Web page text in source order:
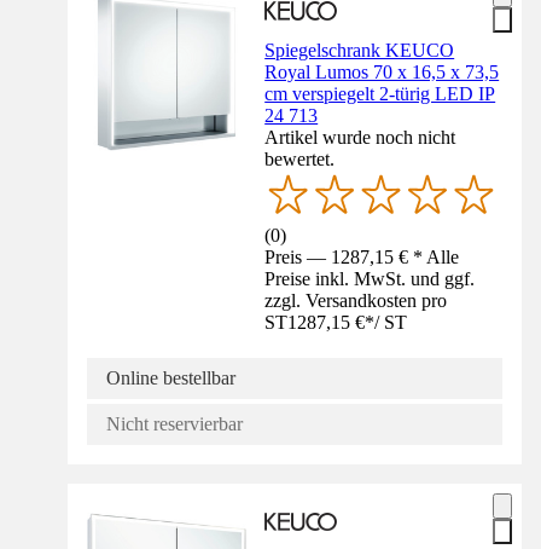
Spiegelschrank KEUCO
Royal Lumos 70 x 16,5 x 73,5
cm verspiegelt 2-türig LED IP
24 713
Artikel wurde noch nicht
bewertet.
(0)
Preis — 1287,15 € * Alle
Preise inkl. MwSt. und ggf.
zzgl. Versandkosten pro
ST1287,15 €*/ ST
Online bestellbar
Nicht reservierbar